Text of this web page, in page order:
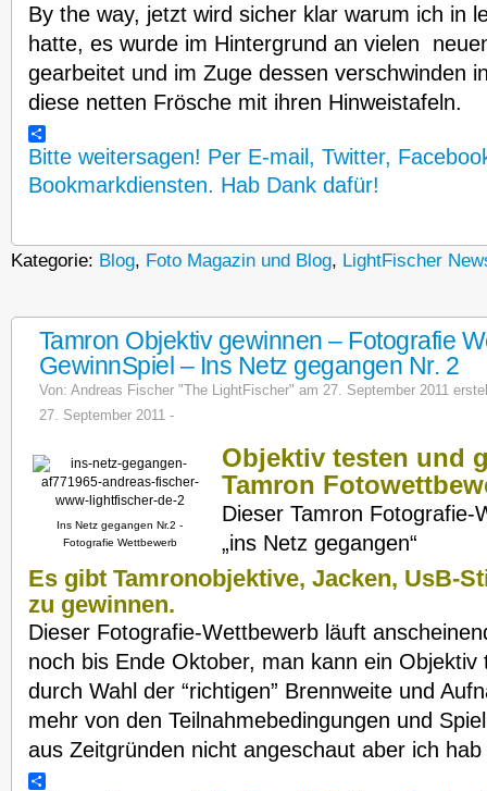
By the way, jetzt wird sicher klar warum ich in
hatte, es wurde im Hintergrund an vielen
gearbeitet und im Zuge dessen verschwinden
diese netten Frösche mit ihren Hinweistafeln.
Bitte weitersagen! Per E-mail, Twitter,
Bookmarkdiensten. Hab Dank dafür!
Kategorie: Blog, Foto Magazin und Blog, LightFischer
Tamron Objektiv gewinnen – Fotografie
GewinnSpiel – Ins Netz gegangen Nr. 2
Von: Andreas Fischer "The LightFischer" am 27. September 2011
27. September 2011 -
Ins Netz gegangen Nr.2 -
Fotografie Wettbewerb
Objektiv testen und
Tamron
Dieser Tamron
„ins Netz gegangen“
Es gibt Tamronobjektive, Jacken, UsB-
zu gewinnen.
Dieser Fotografie-Wettbewerb läuft
noch bis Ende Oktober, man kann ein
durch Wahl der “richtigen” Brennweite und
mehr von den Teilnahmebedingungen und
aus Zeitgründen nicht angeschaut aber ich